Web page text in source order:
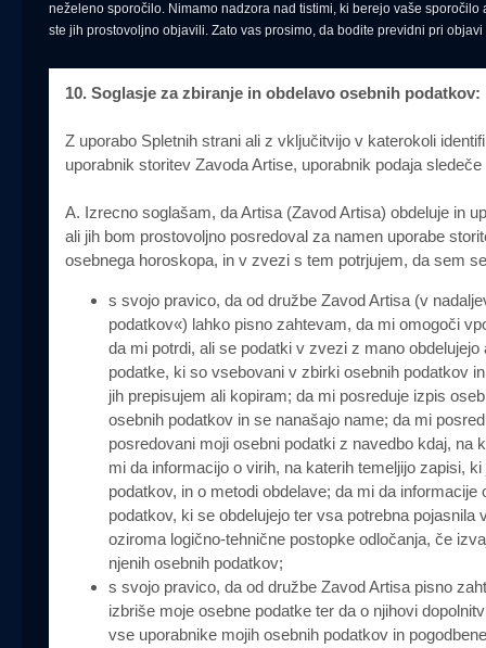
neželeno sporočilo. Nimamo nadzora nad tistimi, ki berejo vaše
ste jih prostovoljno objavili. Zato vas prosimo, da bodite previdni pri
10. Soglasje za zbiranje in obdelavo osebnih podatkov:
Z uporabo Spletnih strani ali z vključitvijo v katerokoli
uporabnik storitev Zavoda Artise, uporabnik podaja
A. Izrecno soglašam, da Artisa (Zavod Artisa) obdeluje in
ali jih bom prostovoljno posredoval za namen uporabe
osebnega horoskopa, in v zvezi s tem potrjujem, da sem
s svojo pravico, da od družbe Zavod Artisa (v
podatkov«) lahko pisno zahtevam, da mi omogoči
da mi potrdi, ali se podatki v zvezi z mano
podatke, ki so vsebovani v zbirki osebnih podatkov
jih prepisujem ali kopiram; da mi posreduje izpis
osebnih podatkov in se nanašajo name; da mi
posredovani moji osebni podatki z navedbo kdaj, na
mi da informacijo o virih, na katerih temeljijo zapisi,
podatkov, in o metodi obdelave; da mi da
podatkov, ki se obdelujejo ter vsa potrebna
oziroma logično-tehnične postopke odločanja, če
njenih osebnih podatkov;
s svojo pravico, da od družbe Zavod Artisa pisno
izbriše moje osebne podatke ter da o njihovi
vse uporabnike mojih osebnih podatkov in